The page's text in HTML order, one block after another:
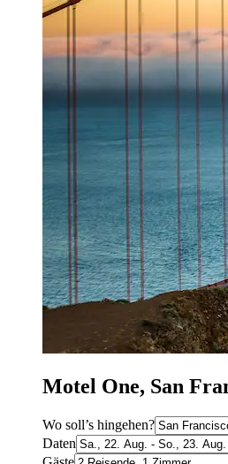
Motel One, San
Wo soll’s hingehen?
Daten